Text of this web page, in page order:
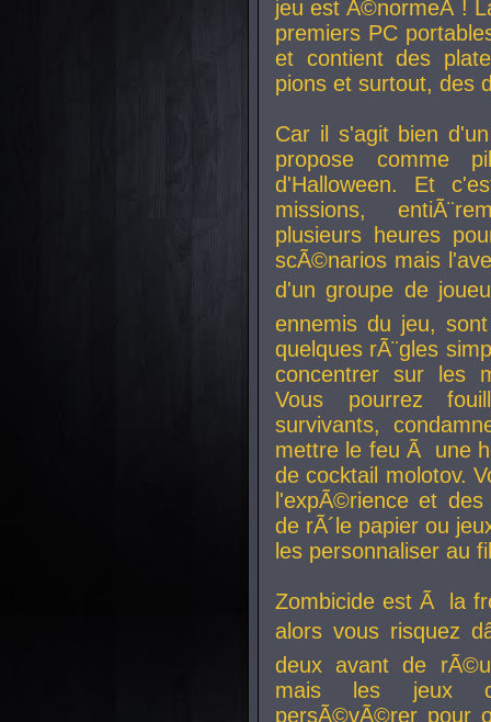
jeu est Ã©normeÂ !
premiers PC
et contient des
pions et surtout, des
Car il s'agit bien
propose comme
d'Halloween. Et
missions,
plusieurs heures
scÃ©narios mais
d'un groupe de
ennemis du jeu,
quelques rÃ¨gles
concentrer sur les
Vous pourrez
survivants,
mettre le feu Ã une
de cocktail molotov.
l'expÃ©rience et
de rÃ´le papier ou
les personnaliser au
Zombicide est Ã la
alors vous risquez
deux avant de
mais les jeux
persÃ©vÃ©rer pour